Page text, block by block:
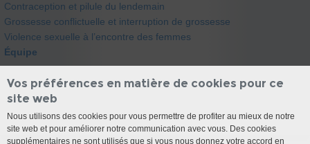
Contraception et pilule du lendemain
Grossesse conflictuelle et interruption de grossesse
Violence sexuelle à l’encontre des femmes
Équipe
Vos préférences en matière de cookies pour ce
site web
Nous utilisons des cookies pour vous permettre de profiter au mieux de notre
site web et pour améliorer notre communication avec vous. Des cookies
supplémentaires ne sont utilisés que si vous nous donnez votre accord en